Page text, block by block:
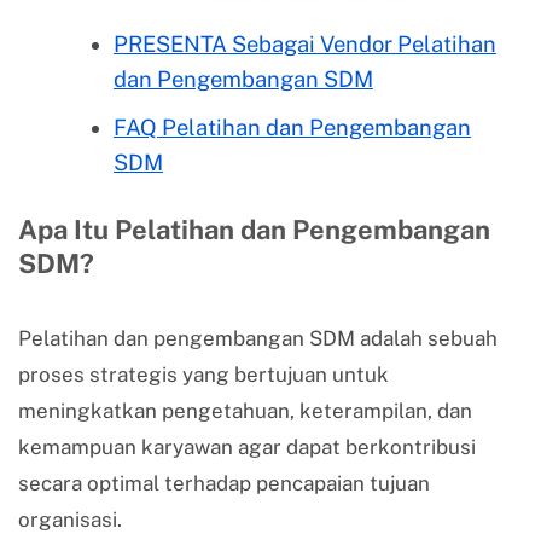
PRESENTA Sebagai Vendor Pelatihan
dan Pengembangan SDM
FAQ Pelatihan dan Pengembangan
SDM
Apa Itu Pelatihan dan Pengembangan
SDM?
Pelatihan dan pengembangan SDM adalah sebuah
proses strategis yang bertujuan untuk
meningkatkan pengetahuan, keterampilan, dan
kemampuan karyawan agar dapat berkontribusi
secara optimal terhadap pencapaian tujuan
organisasi.